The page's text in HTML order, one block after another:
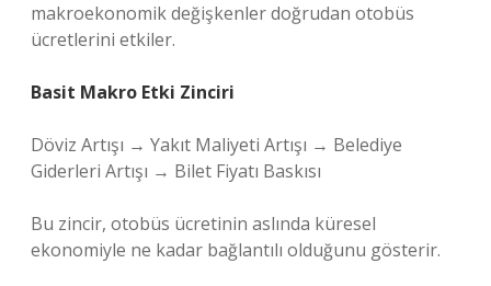
makroekonomik değişkenler doğrudan otobüs
ücretlerini etkiler.
Basit Makro Etki Zinciri
Döviz Artışı → Yakıt Maliyeti Artışı → Belediye
Giderleri Artışı → Bilet Fiyatı Baskısı
Bu zincir, otobüs ücretinin aslında küresel
ekonomiyle ne kadar bağlantılı olduğunu gösterir.